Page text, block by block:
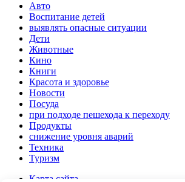
Авто
Воспитание детей
выявлять опасные ситуации
Дети
Животные
Кино
Книги
Красота и здоровье
Новости
Посуда
при подходе пешехода к переходу
Продукты
снижение уровня аварий
Техника
Туризм
Карта сайта